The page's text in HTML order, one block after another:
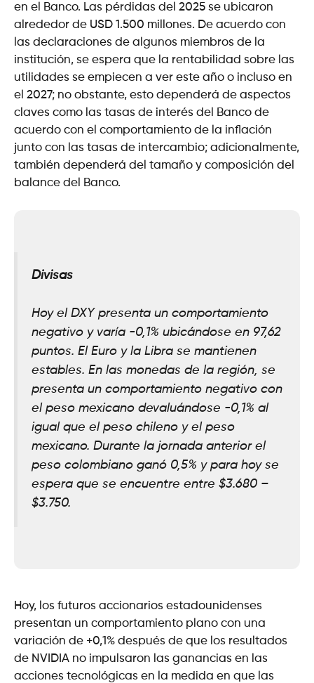
en el Banco. Las pérdidas del 2025 se ubicaron
alrededor de USD 1.500 millones. De acuerdo con
las declaraciones de algunos miembros de la
institución, se espera que la rentabilidad sobre las
utilidades se empiecen a ver este año o incluso en
el 2027; no obstante, esto dependerá de aspectos
claves como las tasas de interés del Banco de
acuerdo con el comportamiento de la inflación
junto con las tasas de intercambio; adicionalmente,
también dependerá del tamaño y composición del
balance del Banco.
Divisas
Hoy el DXY presenta un comportamiento
negativo y varía -0,1% ubicándose en 97,62
puntos. El Euro y la Libra se mantienen
estables. En las monedas de la región, se
presenta un comportamiento negativo con
el peso mexicano devaluándose -0,1% al
igual que el peso chileno y el peso
mexicano. Durante la jornada anterior el
peso colombiano ganó 0,5% y para hoy se
espera que se encuentre entre $3.680 –
$3.750.
Hoy, los futuros accionarios estadounidenses
presentan un comportamiento plano con una
variación de +0,1% después de que los resultados
de NVIDIA no impulsaron las ganancias en las
acciones tecnológicas en la medida en que las